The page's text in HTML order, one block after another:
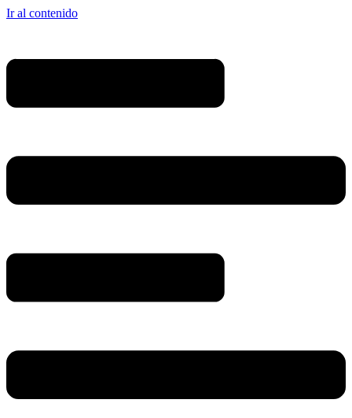
Ir al contenido